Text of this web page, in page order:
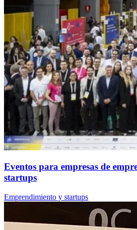
Eventos para empresas de
startups
Emprendimiento y startups